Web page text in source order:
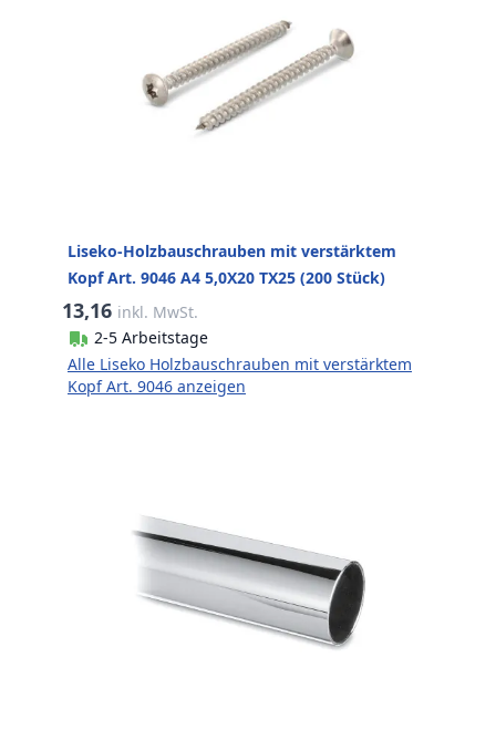
Liseko-Holzbauschrauben mit verstärktem
Kopf Art. 9046 A4 5,0X20 TX25 (200 Stück)
13,16 inkl. MwSt.
2-5 Arbeitstage
Alle Liseko Holzbauschrauben mit verstärktem
Kopf Art. 9046 anzeigen